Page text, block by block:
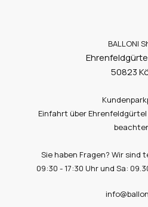
BALLONI
50823
Einfahrt über
Sie haben Fragen? Wir sind
09:30 - 17:30 Uhr und Sa: